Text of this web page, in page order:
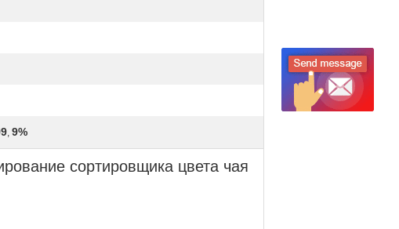
, 9%
сортировщика цвета чая